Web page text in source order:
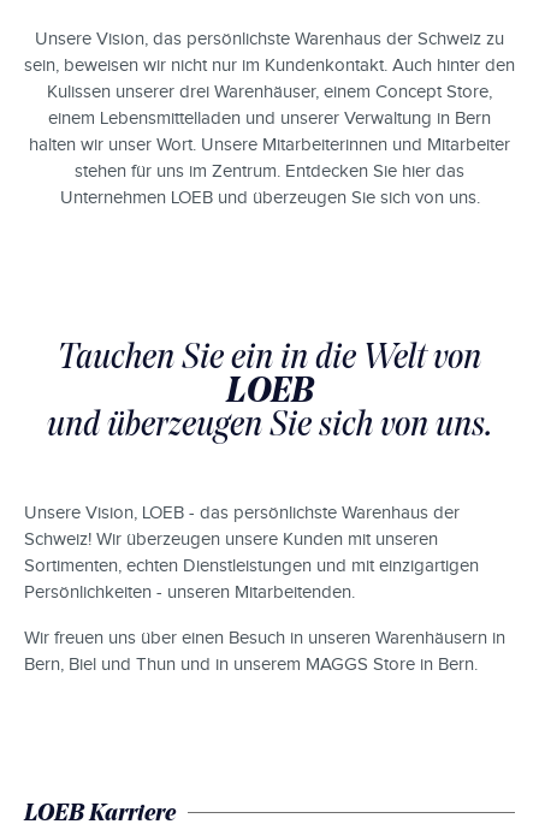
Unsere Vision, das persönlichste Warenhaus der Schweiz zu
sein, beweisen wir nicht nur im Kundenkontakt. Auch hinter den
Kulissen unserer drei Warenhäuser, einem Concept Store,
einem Lebensmittelladen und unserer Verwaltung in Bern
halten wir unser Wort. Unsere Mitarbeiterinnen und Mitarbeiter
stehen für uns im Zentrum. Entdecken Sie hier das
Unternehmen LOEB und überzeugen Sie sich von uns.
Tauchen Sie ein in die Welt von
LOEB
und überzeugen Sie sich von uns.
Unsere Vision, LOEB - das persönlichste Warenhaus der
Schweiz! Wir überzeugen unsere Kunden mit unseren
Sortimenten, echten Dienstleistungen und mit einzigartigen
Persönlichkeiten - unseren Mitarbeitenden.
Wir freuen uns über einen Besuch in unseren Warenhäusern in
Bern, Biel und Thun und in unserem MAGGS Store in Bern.
LOEB Karriere